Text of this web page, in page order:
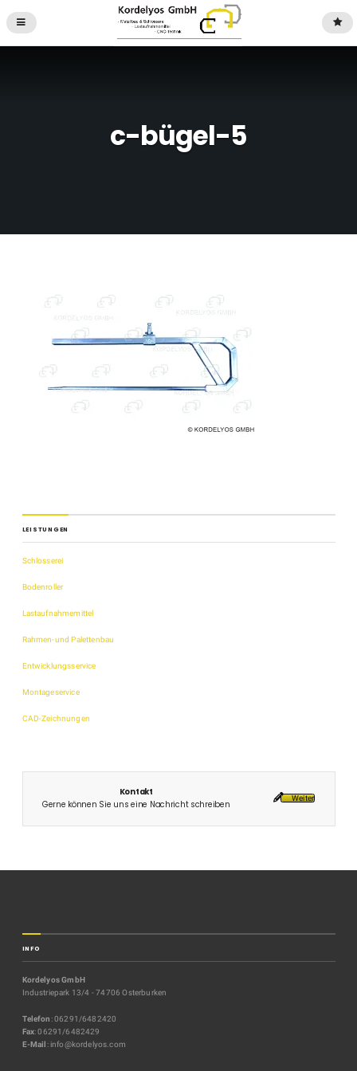
c-bügel-5
LEISTUNGEN
Schlosserei
Bodenroller
Lastaufnahmemittel
Rahmen-und Palettenbau
Entwicklungsservice
Montageservice
CAD-Zeichnungen
Kontakt
Gerne können Sie uns eine Nachricht schreiben
Weiter
INFO
Kordelyos GmbH
Industriepark 13/4 - 74706 Osterburken
Telefon : 06291/6482420
Fax: 06291/6482429
E-Mail : info@kordelyos.com